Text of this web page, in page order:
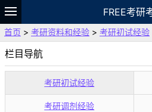
FREE考研
题库
故事 专题 APP
VIP
首页 > 考研资料和经验 > 考研初试经验
栏目导航
考研初试经验
考研调剂经验